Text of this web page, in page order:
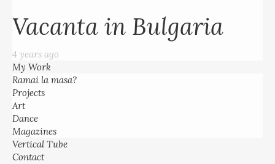
Vacanta in Bulgaria
4 years ago
My Work
Ramai la masa?
Projects
Art
Dance
Magazines
Vertical Tube
Contact